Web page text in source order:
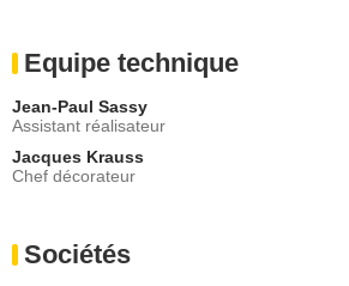
Equipe technique
Jean-Paul Sassy
Assistant réalisateur
Jacques Krauss
Chef décorateur
Sociétés